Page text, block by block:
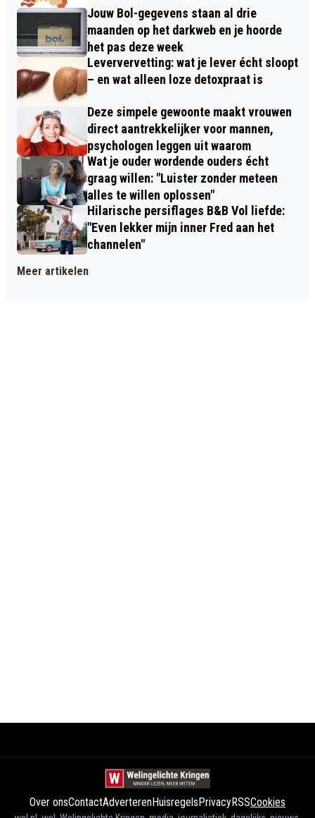
Jouw Bol-gegevens staan al drie
maanden op het darkweb en je hoorde
het pas deze week
Leververvetting: wat je lever écht sloopt
– en wat alleen loze detoxpraat is
Deze simpele gewoonte maakt vrouwen
direct aantrekkelijker voor mannen,
psychologen leggen uit waarom
Wat je ouder wordende ouders écht
graag willen: "Luister zonder meteen
alles te willen oplossen"
Hilarische persiflages B&B Vol liefde:
"Even lekker mijn inner Fred aan het
channelen"
Meer artikelen
Over onsContactAdverterenHuisregelsPrivacyRSSCookies